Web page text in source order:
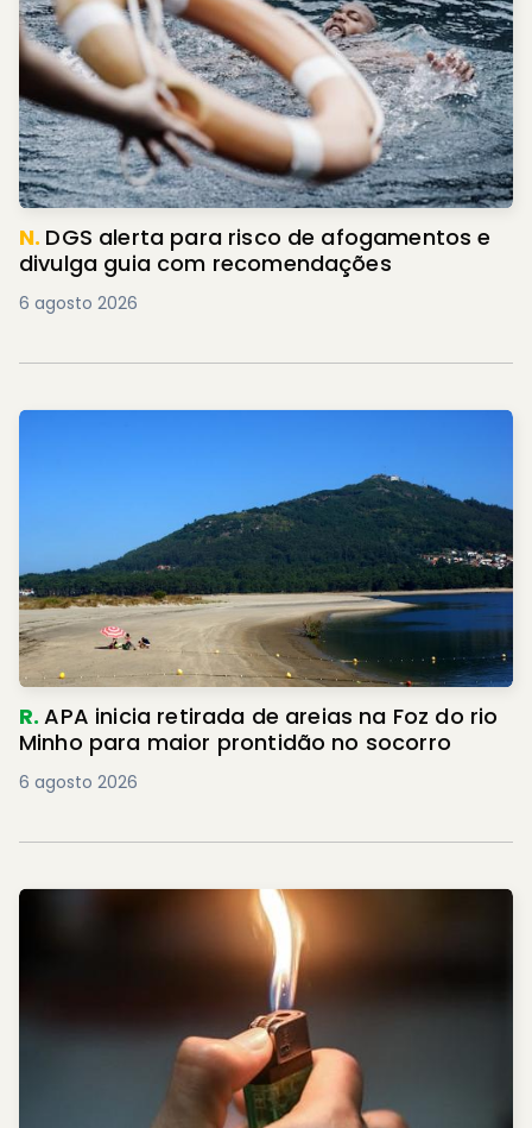
N. DGS alerta para risco de afogamentos e
divulga guia com recomendações
6 agosto 2026
R.APA inicia retirada de areias na Foz do rio
Minho para maior prontidão no socorro
6 agosto 2026